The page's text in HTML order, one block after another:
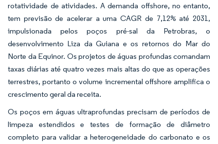
rotatividade de atividades. A demanda offshore, no entanto,
tem previsão de acelerar a uma CAGR de 7,12% até 2031,
impulsionada pelos poços pré-sal da Petrobras, o
desenvolvimento Liza da Guiana e os retornos do Mar do
Norte da Equinor. Os projetos de águas profundas comandam
taxas diárias até quatro vezes mais altas do que as operações
terrestres, portanto o volume incremental offshore amplifica o
crescimento geral da receita.
Os poços em águas ultraprofundas precisam de períodos de
limpeza estendidos e testes de formação de diâmetro
completo para validar a heterogeneidade do carbonato e os